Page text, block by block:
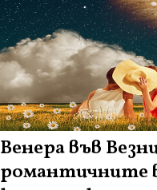
Венера във
романтичните